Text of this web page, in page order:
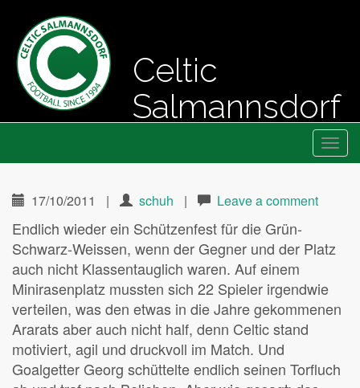
Celtic
Salmannsdorf
Menu
17/10/2011 | schuh | Leave a comment
Endlich wieder ein Schützenfest für die Grün-
Schwarz-Weissen, wenn der Gegner und der Platz
auch nicht Klassentauglich waren. Auf einem
Minirasenplatz mussten sich 22 Spieler irgendwie
verteilen, was den etwas in die Jahre gekommenen
Ararats aber auch nicht half, denn Celtic stand
motiviert, agil und druckvoll im Match. Und
Goalgetter Georg schüttelte endlich seinen Torfluch